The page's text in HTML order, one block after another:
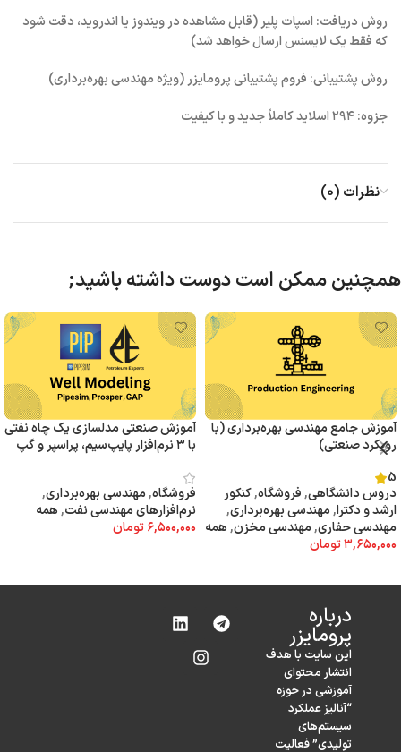
روش دریافت: اسپات پلیر (قابل مشاهده در ویندوز یا اندروید، دقت شود
که فقط یک لایسنس ارسال خواهد شد)
روش پشتیبانی: فروم پشتیبانی پرومایزر (ویژه مهندسی بهره‌برداری)
جزوه: ۲۹۴ اسلاید کاملاً جدید و با کیفیت
نظرات (0)
همچنین ممکن است دوست داشته باشید;
آموزش جامع مهندسی بهره‌برداری (با
رویکرد صنعتی)
5
دروس دانشگاهی,فروشگاه,کنکور
ارشد و دکترا,مهندسی بهره‌برداری,
مهندسی حفاری,مهندسی مخزن,همه
۳,۶۵۰,۰۰۰تومان
آموزش صنعتی مدلسازی یک چاه نفتی
با ۳ نرم‌افزار پایپ‌سیم، پراسپر و گپ
فروشگاه,مهندسی بهره‌برداری,
نرم‌‌افزارهای مهندسی نفت,همه
۶,۵۰۰,۰۰۰تومان
درباره‌
پرومایزر
این سایت با هدف
انتشار محتوای
آموزشی در حوزه
“آنالیز عملکرد
سیستم‌های
تولیدی” فعالیت
دوره